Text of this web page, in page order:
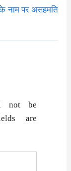
नाम पर असहमति
not be
are